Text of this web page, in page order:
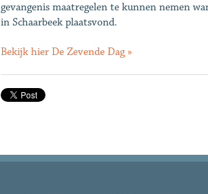
gevangenis maatregelen te kunnen nemen
in Schaarbeek plaatsvond.
Bekijk hier De Zevende Dag »